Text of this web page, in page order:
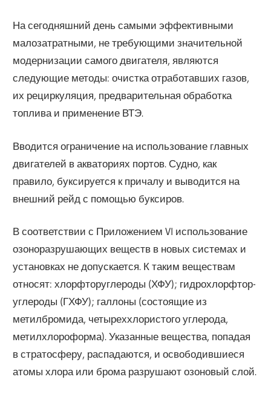
На сегодняшний день самыми эффективными
малозатратными, не требующими значительной
модернизации самого двигателя, являются
следующие методы: очистка отработавших газов,
их рециркуляция, предварительная обработка
топлива и применение ВТЭ.
Вводится ограничение на использование главных
двигателей в акваториях портов. Судно, как
правило, буксируется к причалу и выводится на
внешний рейд с помощью буксиров.
В соответствии с Приложением VI использование
озоноразрушающих веществ в новых системах и
установках не допускается. К таким веществам
относят: хлорфторуглероды (ХФУ); гидрохлорфтор-
углероды (ГХФУ); галлоны (состоящие из
метилбромида, четыреххлористого углерода,
метилхлороформа). Указанные вещества, попадая
в стратосферу, распадаются, и освободившиеся
атомы хлора или брома разрушают озоновый слой.